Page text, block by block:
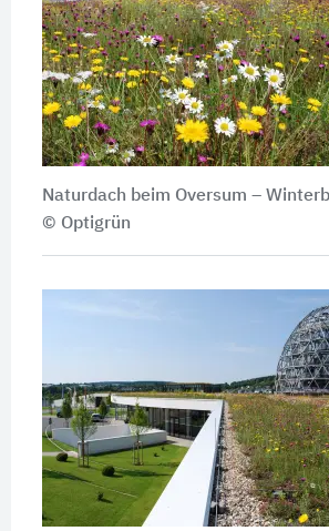
Naturdach beim Oversum –
© Optigrün